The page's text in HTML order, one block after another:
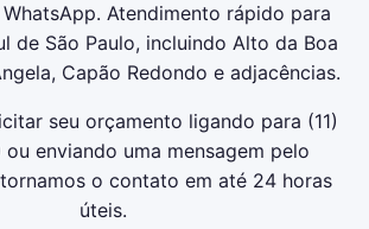
Atendimento rápido para
de São Paulo, incluindo Alto da Boa
Capão Redondo e adjacências.
seu orçamento ligando para (11)
enviando uma mensagem pelo
o contato em até 24 horas
úteis.